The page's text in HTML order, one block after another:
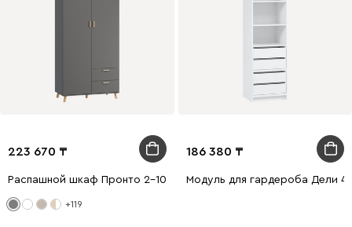
223 670
Распашной шкаф Пронто 2-100x220 Графитовый
+119
186 380
Модуль для гардероба Дели